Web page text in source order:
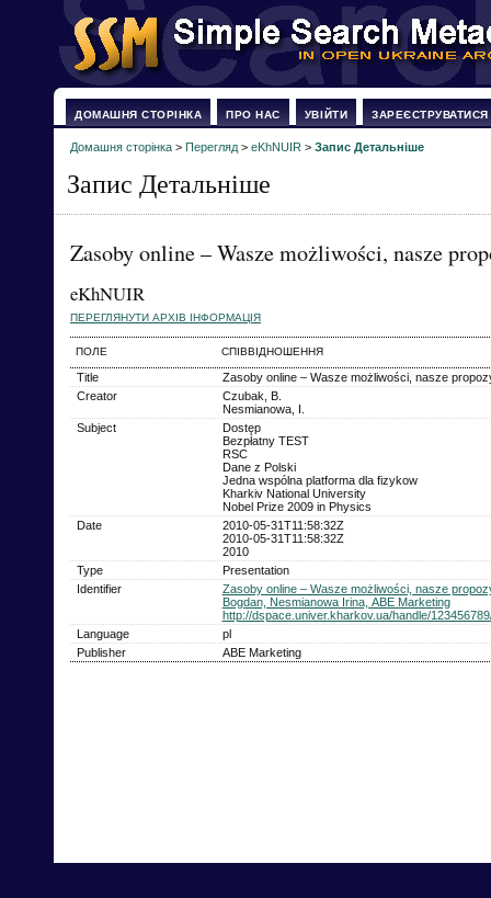
ДОМАШНЯ СТОРІНКА ПРО НАС УВІЙТИ ЗАРЕЄСТРУВАТИСЯ
Домашня сторінка > Перегляд > eKhNUIR > Запис Детальніше
Запис Детальніше
Zasoby online – Wasze możliwości, nasze
eKhNUIR
ПЕРЕГЛЯНУТИ АРХІВ ІНФОРМАЦІЯ
ПОЛЕ СПІВВІДНОШЕННЯ
Title
Zasoby online – Wasze możliwości, nasze
Creator
Czubak, B.
Nesmianowa, I.
Subject
Dostęp
Bezpłatny TEST
RSC
Dane z Polski
Jedna wspólna platforma dla fizykow
Kharkiv National University
Nobel Prize 2009 in Physics
Date
2010-05-31T11:58:32Z
2010-05-31T11:58:32Z
2010
Type
Presentation
Identifier
Zasoby online – Wasze możliwości, nasze
Bogdan, Nesmianowa Irina, АВЕ Marketing
http://dspace.univer.kharkov.ua/handle/
Language
pl
Publisher
АВЕ Marketing